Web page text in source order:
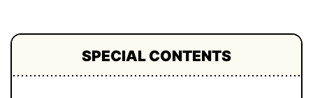
SPECIAL CONTENTS